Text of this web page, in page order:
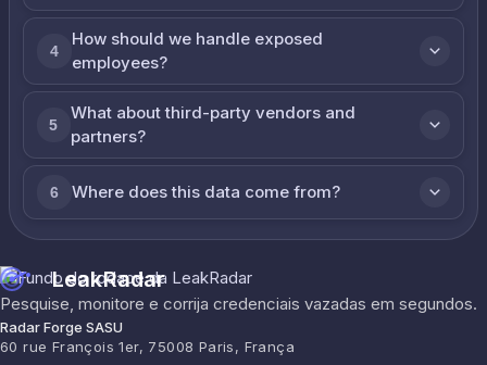
4
How should we handle exposed
employees?
5
What about third-party vendors and
partners?
6 Where does this data come from?
LeakRadar
Pesquise, monitore e corrija credenciais vazadas em segundos.
Radar Forge SASU
60 rue François 1er, 75008 Paris, França